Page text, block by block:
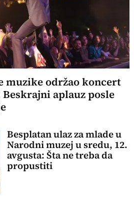
muzike održao koncert
aplauz posle
Besplatan ulaz za mlade u
Narodni muzej u sredu, 12.
avgusta: Šta ne treba da
propustiti